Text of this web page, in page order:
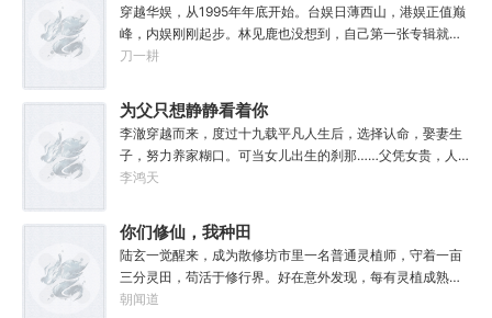
穿越华娱，从1995年年底开始。台娱日薄西山，港娱正值巅
峰，内娱刚刚起步。林见鹿也没想到，自己第一张专辑就直
接打穿了两岸三地，直接封王了。这还怎么退休？
刀一耕
为父只想静静看着你
长生
李澈穿越而来，度过十九载平凡人生后，选择认命，娶妻生
子，努力养家糊口。可当女儿出生的刹那……父凭女贵，人
生不再平凡。……女儿平安出生，你获得道果【仙工】女儿
无灾，获得道果【无垢心】女儿三岁，活泼机灵，获得道果
【棋圣】女儿四岁、五岁、六岁…………李澈发现，女儿每长
大一岁，他便可凝聚出一颗道果，加持己身。从此以后，李
澈有了一个朴实无华的愿望。一岁一道果，默默守长生。为
父只想……从老婆孩子热炕头开始，心平气和的守护女儿长
李鸿天
你们修仙，我种田
陆玄一觉醒来，成为散修坊市里一名普通灵植师，守着一亩
三分灵田，苟活于修行界。好在意外发现，每有灵植成熟，
自己便能得到额外奖励。收获剑草一株，获得剑丸一枚。收
朝闻道